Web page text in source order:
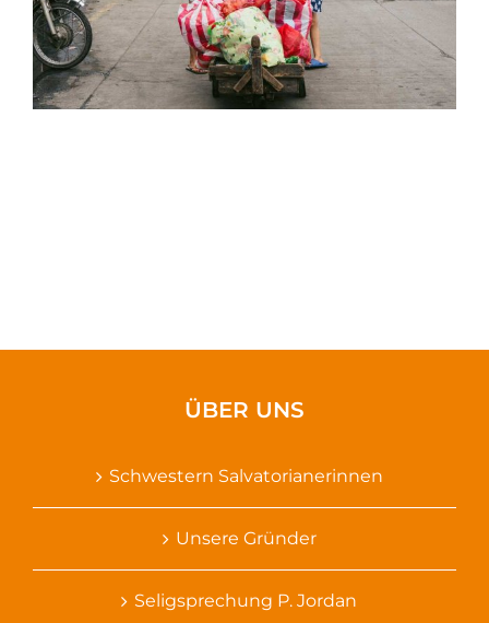
ÜBER UNS
Schwestern Salvatorianerinnen
Unsere Gründer
Seligsprechung P. Jordan